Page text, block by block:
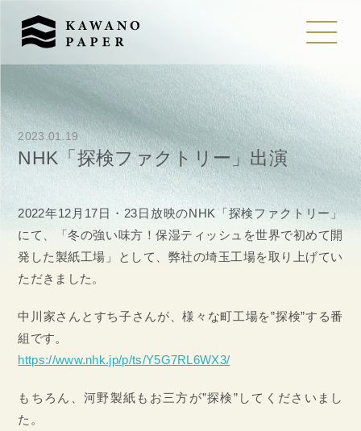
NHK「探検ファクトリー」出演
2023.01.19
2022年12月17日・23日放映のNHK「探検ファクトリー」
にて、「冬の強い味方！保湿ティッシュを世界で初めて開
発した製紙工場」として、弊社の埼玉工場を取り上げてい
ただきました。
中川家さんとすち子さんが、様々な町工場を”探検”する番
組です。
https://www.nhk.jp/p/ts/Y5G7RL6WX3/
もちろん、河野製紙もお三方が”探検”してくださいまし
た。